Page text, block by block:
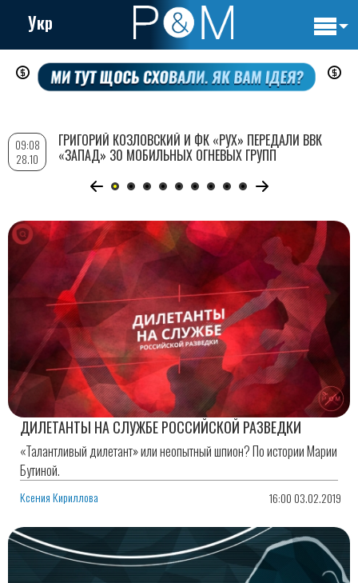
Перейти
содержанию
Укр
ДИЛЕТАНТЫ НА СЛУЖБЕ РОССИЙСКОЙ РАЗВЕДКИ
«Талантливый дилетант» или неопытный шпион? По истории Марии
Бутиной.
Ксения Кириллова 16:00 03.02.2019
09:08
28.10
ГРИГОРИЙ КОЗЛОВСКИЙ И ФК «РУХ» ПЕРЕДАЛИ ВВК
«ЗАПАД» 30 МОБИЛЬНЫХ ОГНЕВЫХ ГРУПП